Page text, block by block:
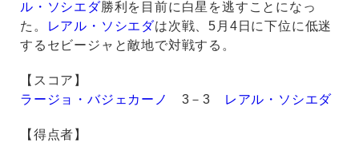
ル・ソシエダ勝利を目前に白星を逃すことになっ
た。
レアル・ソシエダは次戦、5月4日に下位に低迷
するセビージャと敵地で対戦する。
【スコア】
ラージョ・バジェカーノ
3－3 レアル・ソシエダ
【得点者】